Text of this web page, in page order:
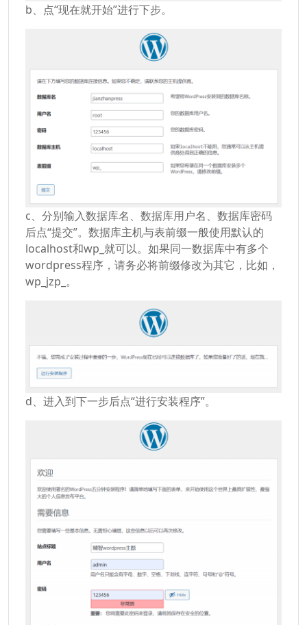
b、点“现在就开始”进行下步。
c、分别输入数据库名、数据库用户名、数据库密码
后点“提交”。数据库主机与表前缀一般使用默认的
localhost和wp_就可以。如果同一数据库中有多个
wordpress程序，请务必将前缀修改为其它，比如，
wp_jzp_。
d、进入到下一步后点“进行安装程序”。